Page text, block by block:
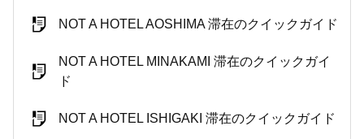
NOT A HOTEL AOSHIMA 滞在のクイックガイド
NOT A HOTEL MINAKAMI 滞在のクイックガイ
ド
NOT A HOTEL ISHIGAKI 滞在のクイックガイド